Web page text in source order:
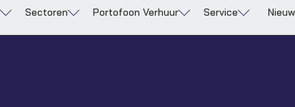
Sectoren Portofoon Verhuur Service